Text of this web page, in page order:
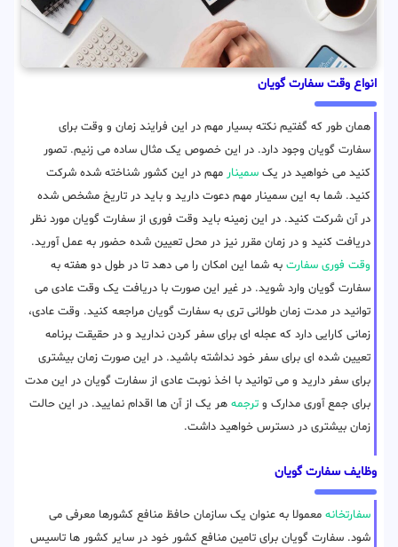
انواع وقت سفارت گویان
همان طور که گفتیم نکته بسیار مهم در این فرایند زمان و وقت برای
سفارت گویان وجود دارد. در این خصوص یک مثال ساده می زنیم. تصور
کنید می خواهید در یک سمینار مهم در این کشور شناخته شده شرکت
کنید. شما به این سمینار مهم دعوت دارید و باید در تاریخ مشخص شده
در آن شرکت کنید. در این زمینه باید وقت فوری از سفارت گویان مورد نظر
دریافت کنید و در زمان مقرر نیز در محل تعیین شده حضور به عمل آورید.
وقت فوری سفارت به شما این امکان را می دهد تا در طول دو هفته به
سفارت گویان وارد شوید. در غیر این صورت با دریافت یک وقت عادی می
توانید در مدت زمان طولانی تری به سفارت گویان مراجعه کنید. وقت عادی،
زمانی کارایی دارد که عجله ای برای سفر کردن ندارید و در حقیقت برنامه
تعیین شده ای برای سفر خود نداشته باشید. در این صورت زمان بیشتری
برای سفر دارید و می توانید با اخذ نوبت عادی از سفارت گویان در این مدت
برای جمع آوری مدارک و ترجمه هر یک از آن ها اقدام نمایید. در این حالت
زمان بیشتری در دسترس خواهید داشت.
وظایف سفارت گویان
سفارتخانه معمولا به عنوان یک سازمان حافظ منافع کشورها معرفی می
شود. سفارت گویان برای تامین منافع کشور خود در سایر کشور ها تاسیس